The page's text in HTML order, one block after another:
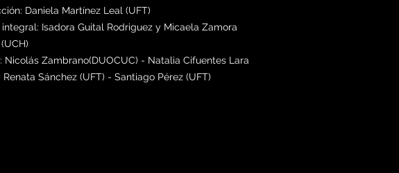
Daniela Martínez Leal (UFT)
integral: Isadora Guital Rodriguez y Micaela Zamora
Nicolás Zambrano(DUOCUC) - Natalia Cifuentes Lara
Renata Sánchez (UFT) - Santiago Pérez (UFT)